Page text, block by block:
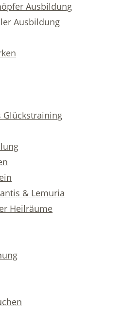
Ausbildung
Ausbildung
Glückstraining
& Lemuria
Heilräume